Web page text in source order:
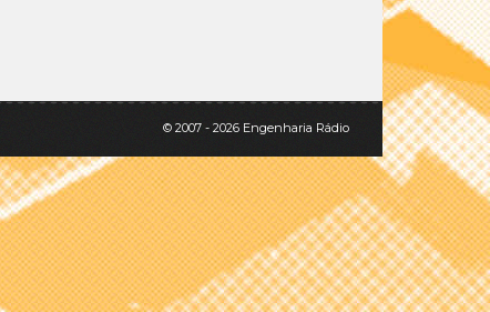
© 2007 - 2026 Engenharia Rádio